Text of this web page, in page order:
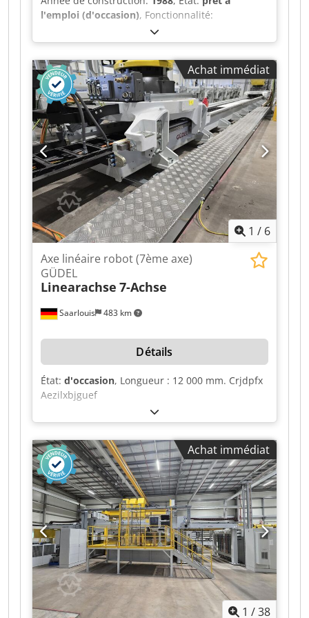
l'emploi (d'occasion), Fonctionnalité:
entièrement fonctionnel, numéro de
machine/véhicule:M8298, Scie à ruban, scie à
lame pour matériaux tendres. La machine a une
portée de 1260 mm. Cjdpfx Agozivv Deuerf
Longueur de coupe : environ 2300 mm. Hauteur
de coupe : environ 900 mm.
Achat immédiat
1 / 6
Saarlouis 483 km
Axe linéaire robot (7ème axe)
GÜDEL
Linearachse 7-Achse
Détails
État: d'occasion, Longueur : 12 000 mm. Crjdpfx
Aezilxbjguef
Achat immédiat
1 /38